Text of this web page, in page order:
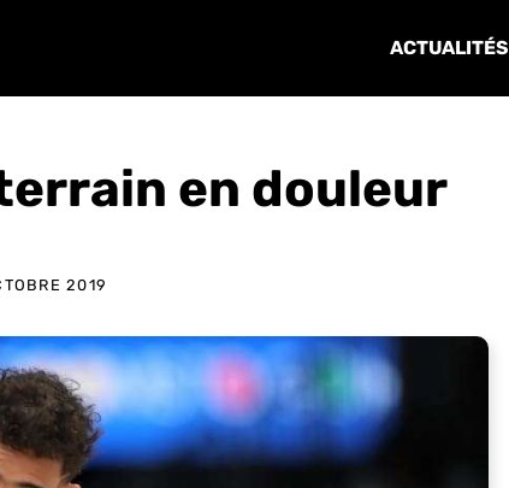
ACTUALITÉS
en douleur
2019